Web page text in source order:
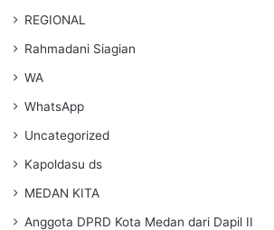
REGIONAL
Rahmadani Siagian
WA
WhatsApp
Uncategorized
Kapoldasu ds
MEDAN KITA
Anggota DPRD Kota Medan dari Dapil II